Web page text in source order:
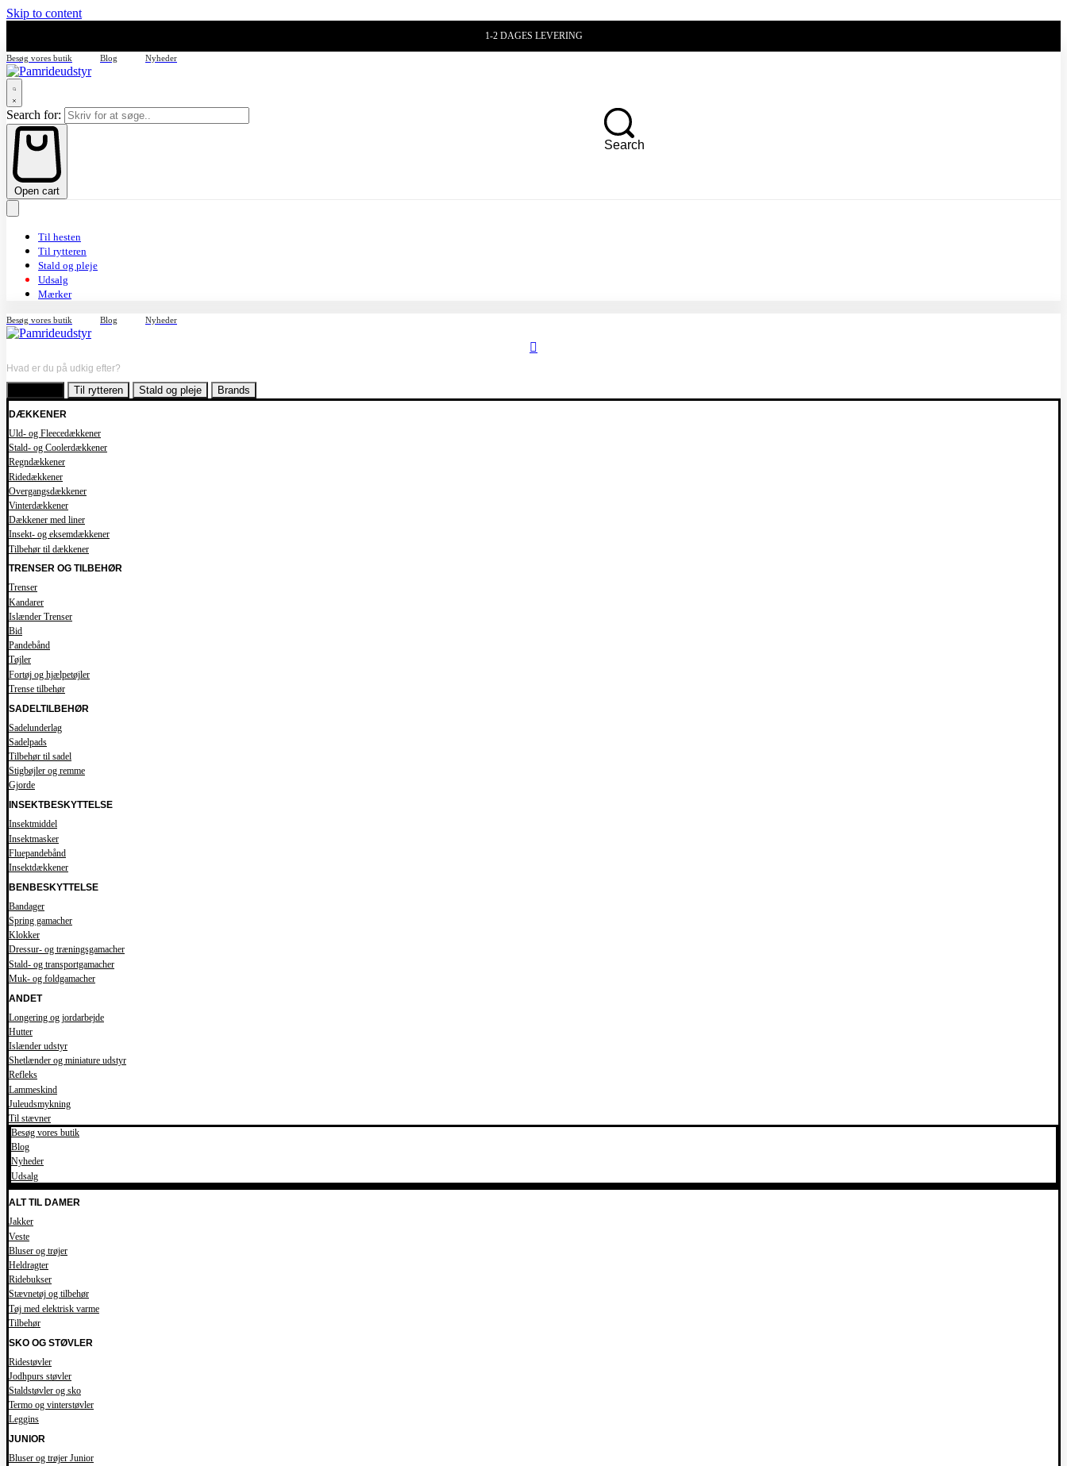
Skip to content
1-2 DAGES LEVERING
Besøg vores butik Blog Nyheder
Search for:
Search
Open cart
Til hesten
Til rytteren
Stald og pleje
Udsalg
Mærker
Besøg vores butik Blog Nyheder
Hvad er du på udkig efter?
Til rytteren Stald og pleje Brands
DÆKKENER
Uld- og Fleecedækkener
Stald- og Coolerdækkener
Regndækkener
Ridedækkener
Overgangsdækkener
Vinterdækkener
Dækkener med liner
Insekt- og eksemdækkener
Tilbehør til dækkener
TRENSER OG TILBEHØR
Trenser
Kandarer
Islænder Trenser
Bid
Pandebånd
Tøjler
Fortøj og hjælpetøjler
Trense tilbehør
SADELTILBEHØR
Sadelunderlag
Sadelpads
Tilbehør til sadel
Stigbøjler og remme
Gjorde
INSEKTBESKYTTELSE
Insektmiddel
Insektmasker
Fluepandebånd
Insektdækkener
BENBESKYTTELSE
Bandager
Spring gamacher
Klokker
Dressur- og træningsgamacher
Stald- og transportgamacher
Muk- og foldgamacher
ANDET
Longering og jordarbejde
Hutter
Islænder udstyr
Shetlænder og miniature udstyr
Refleks
Lammeskind
Juleudsmykning
Til stævner
Besøg vores butik
Blog
Nyheder
Udsalg
ALT TIL DAMER
Jakker
Veste
Bluser og trøjer
Heldragter
Ridebukser
Stævnetøj og tilbehør
Tøj med elektrisk varme
Tilbehør
SKO OG STØVLER
Ridestøvler
Jodhpurs støvler
Staldstøvler og sko
Termo og vinterstøvler
Leggins
JUNIOR
Bluser og trøjer Junior